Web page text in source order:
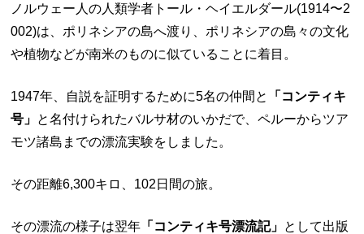
ノルウェー人の人類学者トール・ヘイエルダール(1914〜2
002)は、ポリネシアの島へ渡り、ポリネシアの島々の文化
や植物などが南米のものに似ていることに着目。
1947年、自説を証明するために5名の仲間と
「コンティキ
号」 と名付けられたバルサ材のいかだで、ペルーからツア
モツ諸島までの漂流実験をしました。
その距離6,300キロ、102日間の旅。
その漂流の様子は翌年 「コンティキ号漂流記」 として出版